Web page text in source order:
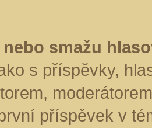
smažu
s příspěvky,
příspěvek v